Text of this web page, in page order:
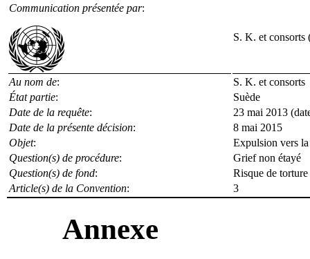
Communication présentée par:
S. K. et consorts
Au nom de:
S. K. et consorts
État partie:
Suède
Date de la requête:
23 mai 2013
Date de la présente décision:
8 mai 2015
Objet:
Expulsion vers
Question(s) de procédure:
Grief non étayé
Question(s) de fond:
Risque de
Article(s) de la Convention: 3
Annexe